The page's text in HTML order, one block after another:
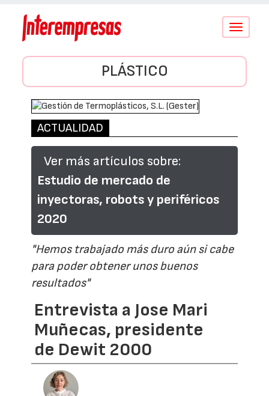
Conmutar
PLÁSTICO
ACTUALIDAD
Ver más artículos sobre:
Estudio de mercado de
inyectoras, robots y periféricos
2020
"Hemos trabajado más duro aún si cabe
para poder obtener unos buenos
resultados"
Entrevista a Jose Mari
Muñecas, presidente
de Dewit 2000